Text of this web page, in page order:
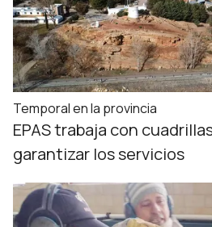
Temporal en la provincia
EPAS trabaja con
garantizar los servicios